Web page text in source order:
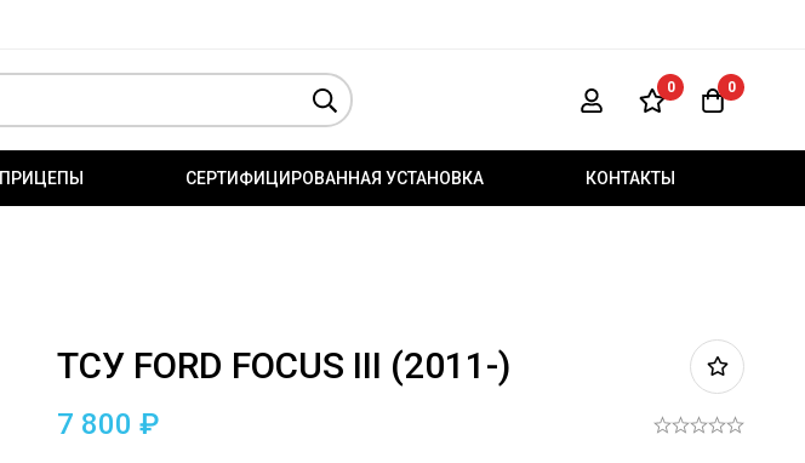
0 0
ПРИЦЕПЫ СЕРТИФИЦИРОВАННАЯ УСТАНОВКА КОНТАКТЫ
ТСУ FORD FOCUS III (2011-)
7 800 ₽